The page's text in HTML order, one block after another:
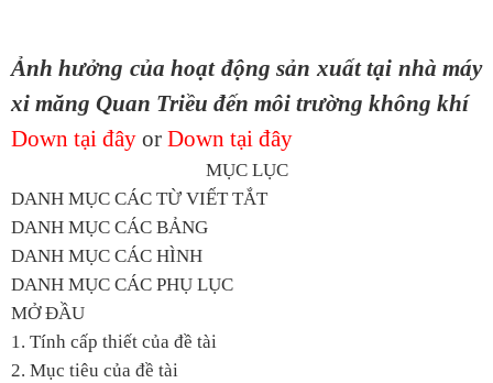
Ảnh hưởng của hoạt động sản xuất tại nhà máy
xi măng Quan Triều đến môi trường không khí
Down tại đây or Down tại đây
MỤC LỤC
DANH MỤC CÁC TỪ VIẾT TẮT
DANH MỤC CÁC BẢNG
DANH MỤC CÁC HÌNH
DANH MỤC CÁC PHỤ LỤC
MỞ ĐẦU
1. Tính cấp thiết của đề tài
2. Mục tiêu của đề tài